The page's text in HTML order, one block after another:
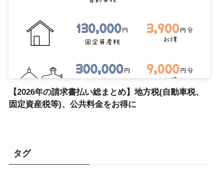
【2026年の請求書払い総まとめ】地方税(自動車税、
固定資産税等)、公共料金をお得に
タグ